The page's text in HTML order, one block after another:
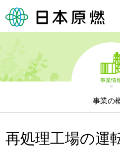
事業情
事業の
再処理工場の運